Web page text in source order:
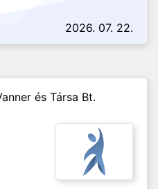
2026. 07. 22.
és Társa Bt.